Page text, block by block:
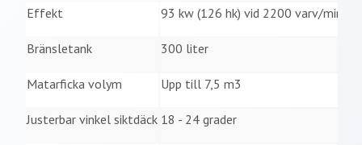
Effekt 93 kw (126 hk) vid 2200 varv/min
Bränsletank 300 liter
Matarficka volym Upp till 7,5 m3
Justerbar vinkel siktdäck 18 - 24 grader